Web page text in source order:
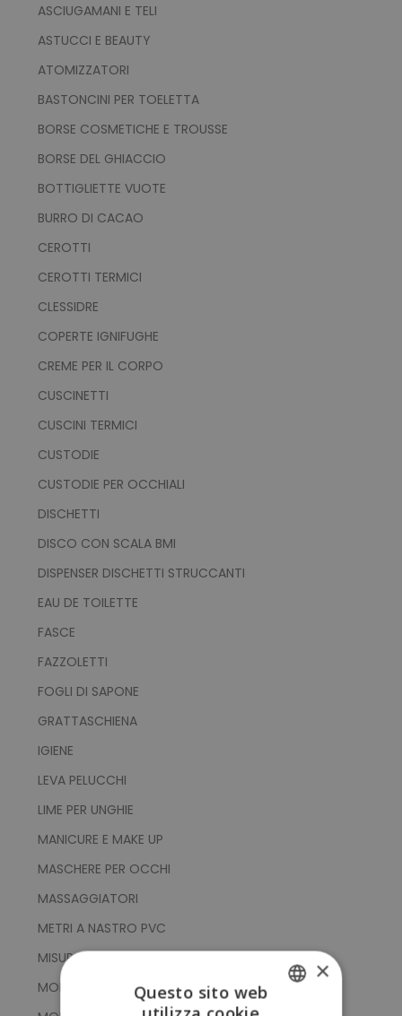
ASCIUGAMANI E TELI
ASTUCCI E BEAUTY
ATOMIZZATORI
BASTONCINI PER TOELETTA
BORSE COSMETICHE E TROUSSE
BORSE DEL GHIACCIO
BOTTIGLIETTE VUOTE
BURRO DI CACAO
CEROTTI
CEROTTI TERMICI
CLESSIDRE
COPERTE IGNIFUGHE
CREME PER IL CORPO
CUSCINETTI
CUSCINI TERMICI
CUSTODIE
CUSTODIE PER OCCHIALI
DISCHETTI
DISCO CON SCALA BMI
DISPENSER DISCHETTI STRUCCANTI
EAU DE TOILETTE
FASCE
FAZZOLETTI
FOGLI DI SAPONE
GRATTASCHIENA
IGIENE
LEVA PELUCCHI
LIME PER UNGHIE
MANICURE E MAKE UP
MASCHERE PER OCCHI
MASSAGGIATORI
METRI A NASTRO PVC
MISURATORI
MOLLETTE PER CAPELLI
×
Questo sito web